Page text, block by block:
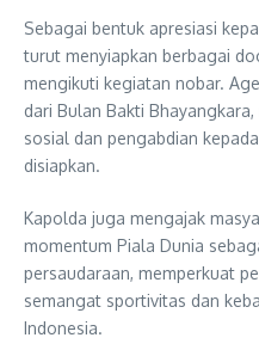
Sebagai bentuk apresiasi
turut menyiapkan berbagai
mengikuti kegiatan nobar.
dari Bulan Bakti
sosial dan pengabdian
disiapkan.
Kapolda juga mengajak
momentum Piala Dunia
persaudaraan, memperkuat
semangat sportivitas dan
Indonesia.